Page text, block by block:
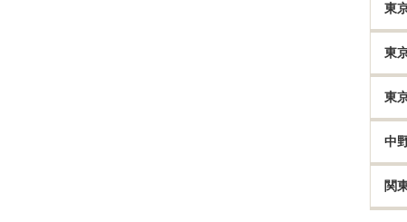
東
東
東
中
関